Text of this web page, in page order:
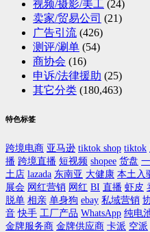
视频/摄影/美工 (24)
卖家/贸易公司 (21)
广告引流 (426)
测评/涮单 (54)
商协会 (16)
申诉/法律援助 (25)
其它分类 (180,463)
特色标签
跨境电商 亚马逊 tiktok shop tiktok
播 跨境直播 短视频 shopee 货盘
土店 lazada 东南亚 大健康 本土入
展会 网红营销 网红 BI 直播 虾皮
脱单 相亲 单身狗 ebay 私域营销
音 快手 工厂产品 WhatsApp 纯电
金牌服务商 金牌供应商 卡派 空派